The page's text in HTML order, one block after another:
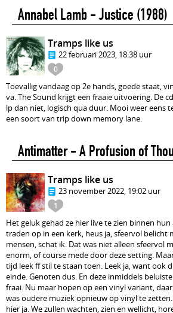
Annabel Lamb - Justice (1988)
0
Tramps like us
22 februari 2023, 18:38 uur
Toevallig vandaag op 2e hands, goede staat,
va. The Sound krijgt een fraaie uitvoering. De
lp dan niet, logisch qua duur. Mooi weer eens
een soort van trip down memory lane.
Antimatter - A Profusion of
1
Tramps like us
23 november 2022, 19:02 uur
Het geluk gehad ze hier live te zien binnen
traden op in een kerk, heus ja, sfeervol belicht
mensen, schat ik. Dat was niet alleen sfeervol
enorm, of course mede door deze setting.
tijd leek ff stil te staan toen. Leek ja, want ook
einde. Genoten dus. En deze inmiddels
fraai. Nu maar hopen op een vinyl variant,
was oudere muziek opnieuw op vinyl te
hier ja. We zullen wachten, zien en wellicht,